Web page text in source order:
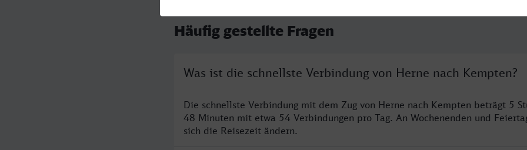
Häufig gestellte Fragen
Was ist die schnellste Verbindung von Herne nach Kempten?
Die schnellste Verbindung mit dem Zug von Herne nach Kempten beträgt 5
48 Minuten mit etwa 54 Verbindungen pro Tag. An Wochenenden und
sich die Reisezeit ändern.